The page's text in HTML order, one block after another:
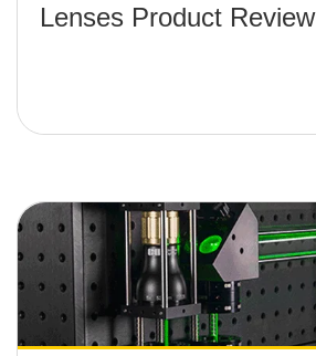
Lenses Product Review